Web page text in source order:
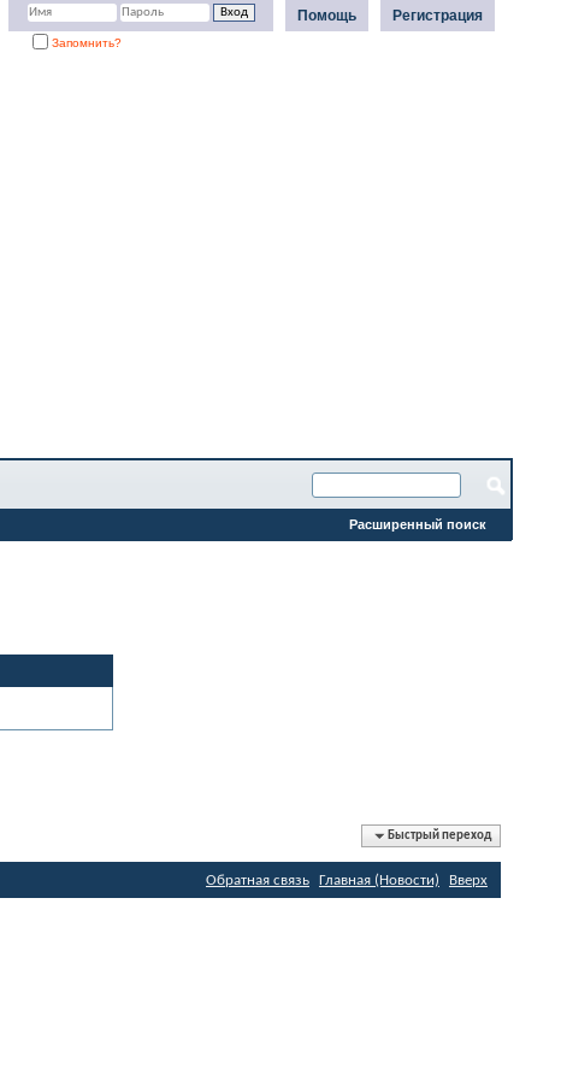
Регистрация
Помощь
Запомнить?
Расширенный поиск
Быстрый переход
Обратная связь Главная (Новости) Вверх